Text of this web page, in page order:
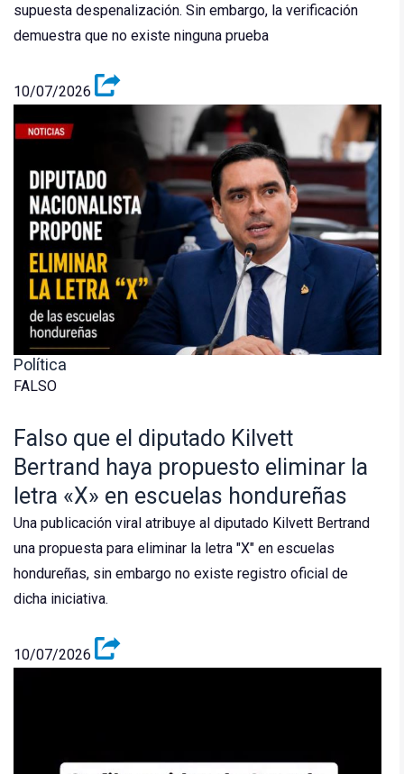
supuesta despenalización. Sin embargo, la verificación
demuestra que no existe ninguna prueba
10/07/2026
Política
FALSO
Falso que el diputado Kilvett
Bertrand haya propuesto eliminar la
letra «X» en escuelas hondureñas
Una publicación viral atribuye al diputado Kilvett Bertrand
una propuesta para eliminar la letra "X" en escuelas
hondureñas, sin embargo no existe registro oficial de
dicha iniciativa.
10/07/2026